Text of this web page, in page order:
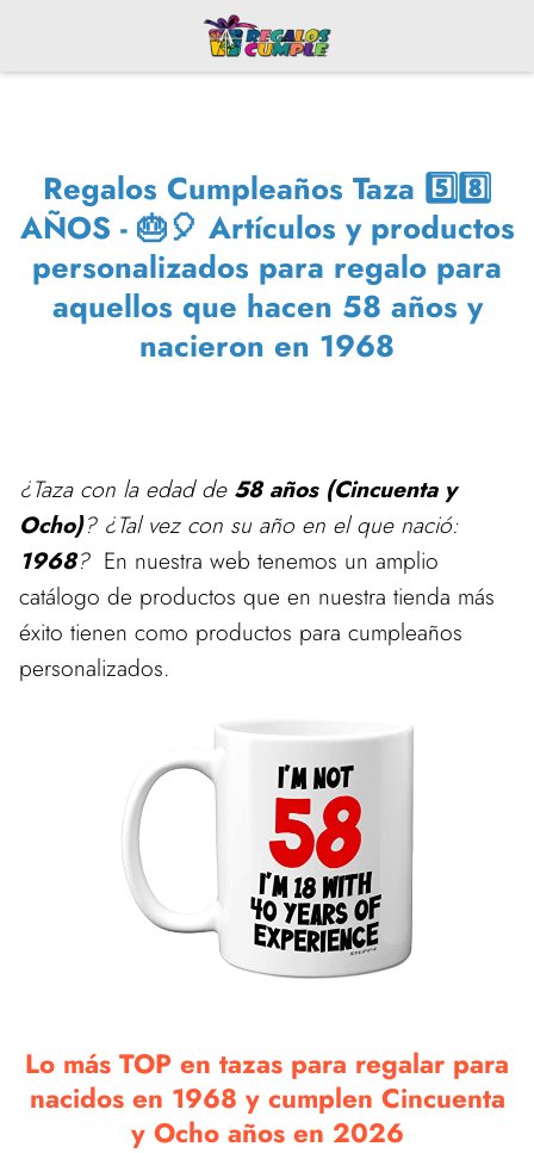
Regalos Cumpleaños Taza 5️⃣8️⃣
AÑOS - 🎂🎈 Artículos y productos
personalizados para regalo para
aquellos que hacen 58 años y
nacieron en 1968
¿Taza con la edad de 58 años (Cincuenta y
Ocho)? ¿Tal vez con su año en el que nació:
1968?En nuestra web tenemos un amplio
catálogo de productos que en nuestra tienda más
éxito tienen como productos para cumpleaños
personalizados.
Lo más TOP en tazas para regalar para
nacidos en 1968 y cumplen Cincuenta
y Ocho años en 2026